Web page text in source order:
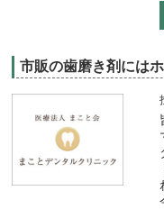
市販の歯磨き剤には